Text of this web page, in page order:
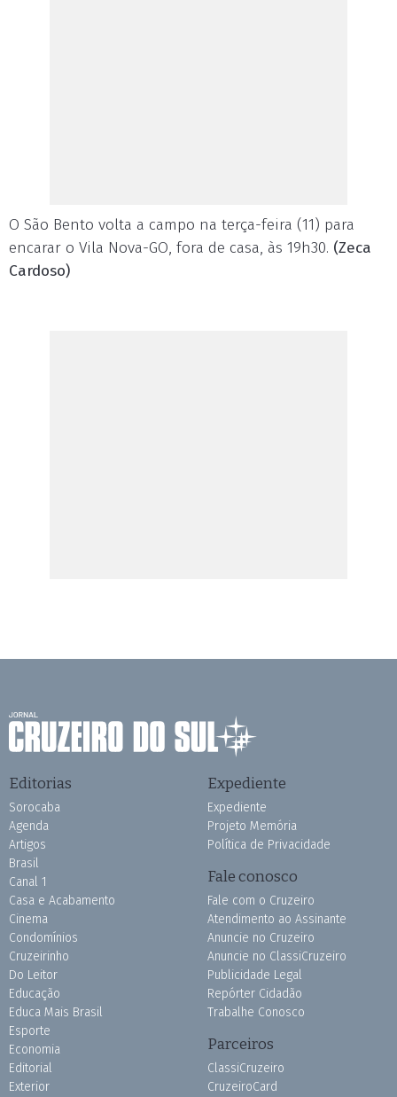
O São Bento volta a campo na terça-feira (11) para
encarar o Vila Nova-GO, fora de casa, às 19h30. (Zeca
Cardoso)
Editorias
Sorocaba
Agenda
Artigos
Brasil
Canal 1
Casa e Acabamento
Cinema
Condomínios
Cruzeirinho
Do Leitor
Educação
Educa Mais Brasil
Esporte
Economia
Editorial
Exterior
Expediente
Expediente
Projeto Memória
Política de Privacidade
Fale conosco
Fale com o Cruzeiro
Atendimento ao Assinante
Anuncie no Cruzeiro
Anuncie no ClassiCruzeiro
Publicidade Legal
Repórter Cidadão
Trabalhe Conosco
Parceiros
ClassiCruzeiro
CruzeiroCard